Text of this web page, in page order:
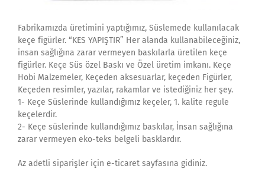
Fabrikamızda üretimini yaptığımız, Süslemede kullanılacak
keçe figürler. “KES YAPIŞTIR” Her alanda kullanabileceğiniz,
insan sağlığına zarar vermeyen baskılarla üretilen keçe
figürler. Keçe Süs özel Baskı ve Özel üretim imkanı. Keçe
Hobi Malzemeler, Keçeden aksesuarlar, keçeden Figürler,
Keçeden resimler, yazılar, rakamlar ve istediğiniz her şey.
1- Keçe Süslerinde kullandığımız keçeler, 1. kalite regule
keçelerdir.
2- Keçe süslerinde kullandığımız baskılar, İnsan sağlığına
zarar vermeyen eko-teks belgeli basklardır.
Az adetli siparişler için e-ticaret sayfasına gidiniz.